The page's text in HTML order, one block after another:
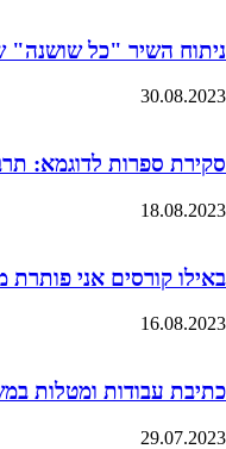
ניתוח השיר "כל שושנה"
30.08.2023
סקירת ספרות לדוגמא:
18.08.2023
באילו קורסים אני פותרת
16.08.2023
כתיבת עבודות ומטלות
29.07.2023